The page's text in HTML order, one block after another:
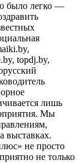
было легко —
topdj.by,
лишь
Мы
выставках.
не просто
не только